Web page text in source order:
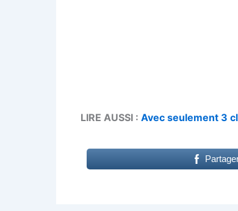
LIRE AUSSI : Avec seulement 3